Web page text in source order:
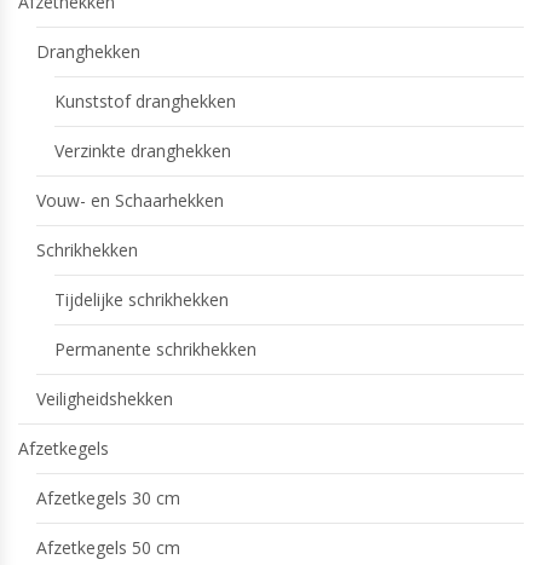
Dranghekken
Kunststof dranghekken
Verzinkte dranghekken
Vouw- en Schaarhekken
Schrikhekken
Tijdelijke schrikhekken
Permanente schrikhekken
Veiligheidshekken
Afzetkegels
Afzetkegels 30 cm
Afzetkegels 50 cm